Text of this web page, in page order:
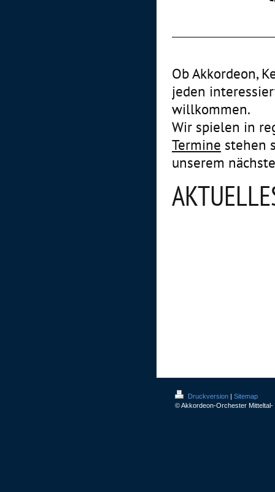
Ob Akkordeon,
jeden
willkommen.
Wir spielen in
Termine stehen
unserem
Druckversion | Sitemap
© Akkordeon-Orchester Mitteltal-